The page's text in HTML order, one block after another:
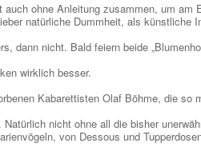
ohne Anleitung zusammen, um am
natürliche Dummheit, als künstliche
dann nicht. Bald feiern beide
wirklich besser.
Kabarettisten Olaf Böhme, die so
nicht ohne all die bisher
von Dessous und